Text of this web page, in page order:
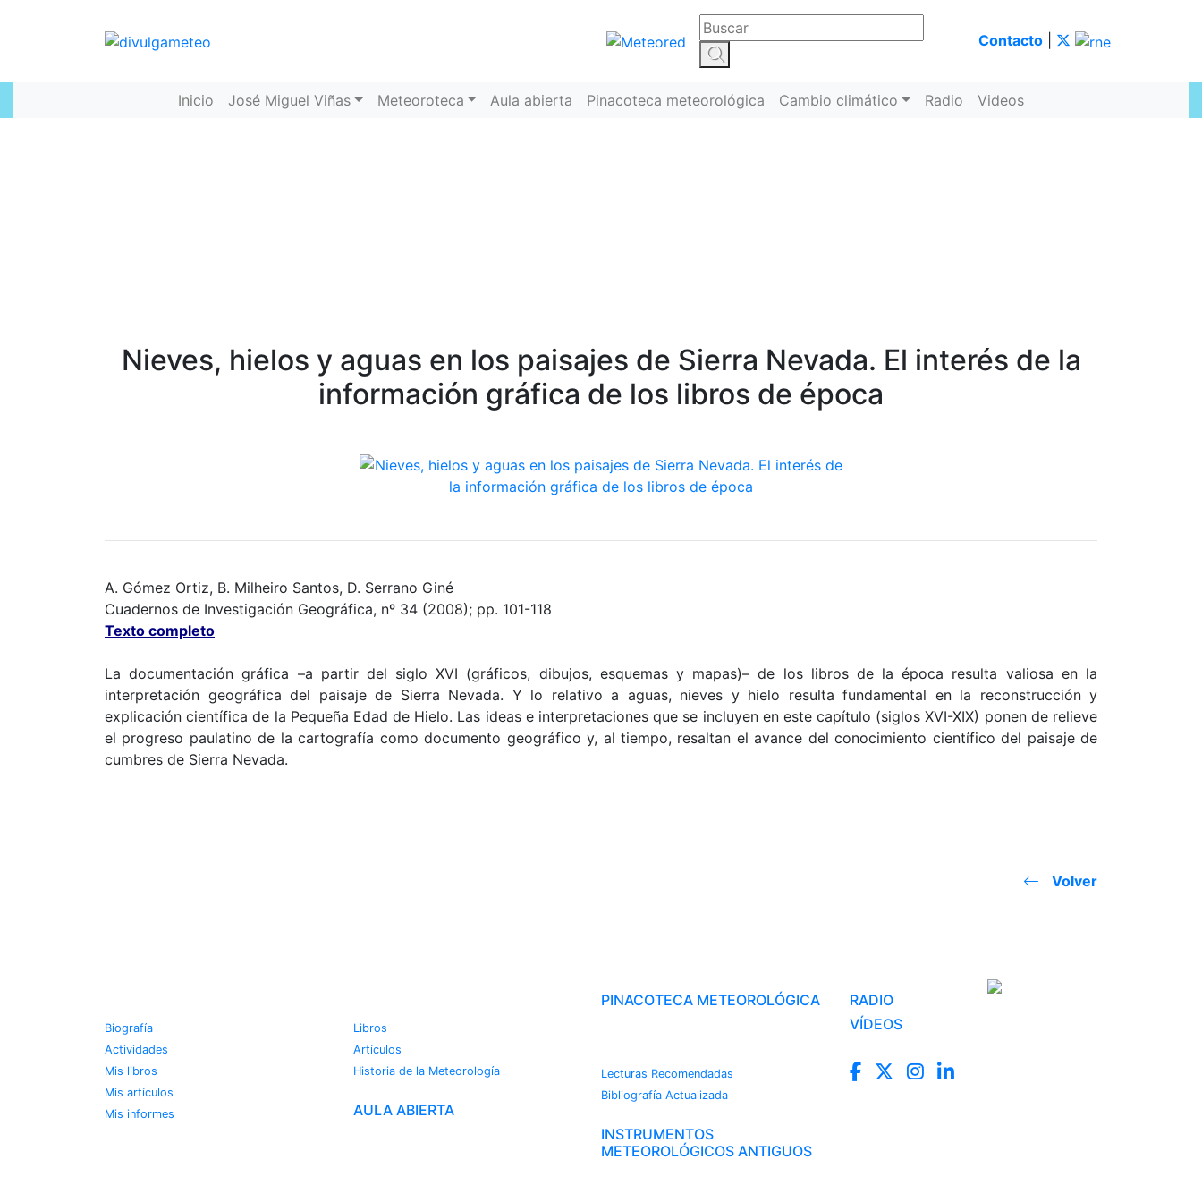
Contacto
Inicio José Miguel Viñas Meteoroteca Aula abierta Pinacoteca meteorológica Cambio climático Radio Videos
Nieves, hielos y aguas en los paisajes de Sierra Nevada. El interés de la
información gráfica de los libros de época
A. Gómez Ortiz, B. Milheiro Santos, D. Serrano Giné
Cuadernos de Investigación Geográfica, nº 34 (2008); pp. 101-118
Texto completo
La documentación gráfica –a partir del siglo XVI (gráficos, dibujos, esquemas y mapas)– de los libros de la época resulta valiosa en la
interpretación geográfica del paisaje de Sierra Nevada. Y lo relativo a aguas, nieves y hielo resulta fundamental en la reconstrucción y
explicación científica de la Pequeña Edad de Hielo. Las ideas e interpretaciones que se incluyen en este capítulo (siglos XVI-XIX) ponen de relieve
el progreso paulatino de la cartografía como documento geográfico y, al tiempo, resaltan el avance del conocimiento científico del paisaje de
cumbres de Sierra Nevada.
Volver
Biografía
Actividades
Mis libros
Mis artículos
Mis informes
Libros
Artículos
Historia de la Meteorología
AULA ABIERTA
PINACOTECA METEOROLÓGICA
Lecturas Recomendadas
Bibliografía Actualizada
INSTRUMENTOS
METEOROLÓGICOS ANTIGUOS
RADIO
VÍDEOS